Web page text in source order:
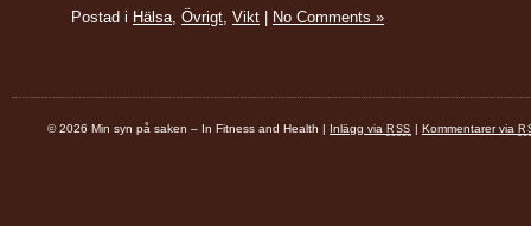
Postad i Hälsa, Övrigt, Vikt No Comments »
© 2026 Min syn på saken – In Fitness and Health | Inlägg via RSS | Kommentarer via